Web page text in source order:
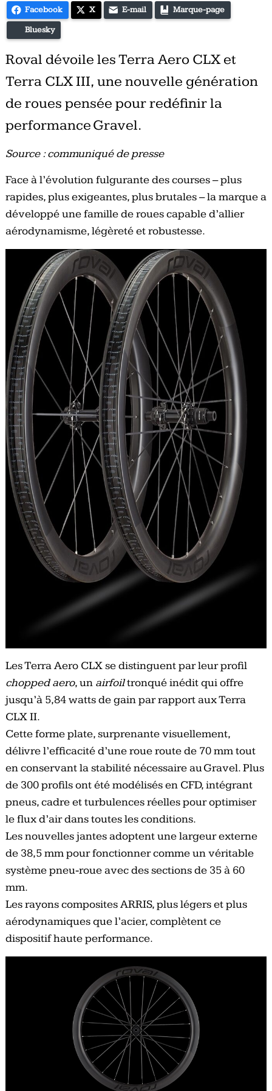
Facebook X E-mail Marque-page
Bluesky
Roval dévoile les Terra Aero CLX et
Terra CLX III, une nouvelle génération
de roues pensée pour redéfinir la
performance Gravel.
Source : communiqué de presse
Face à l’évolution fulgurante des courses – plus
rapides, plus exigeantes, plus brutales – la marque a
développé une famille de roues capable d’allier
aérodynamisme, légèreté et robustesse.
Les Terra Aero CLX se distinguent par leur profil
chopped aero, un airfoiltronqué inédit qui offre
jusqu’à 5,84 watts de gain par rapport aux Terra
CLX II.
Cette forme plate, surprenante visuellement,
délivre l’efficacité d’une roue route de 70 mm tout
en conservant la stabilité nécessaire au Gravel. Plus
de 300 profils ont été modélisés en CFD, intégrant
pneus, cadre et turbulences réelles pour optimiser
le flux d’air dans toutes les conditions.
Les nouvelles jantes adoptent une largeur externe
de 38,5 mm pour fonctionner comme un véritable
système pneu‑roue avec des sections de 35 à 60
mm.
Les rayons composites ARRIS, plus légers et plus
aérodynamiques que l’acier, complètent ce
dispositif haute performance.